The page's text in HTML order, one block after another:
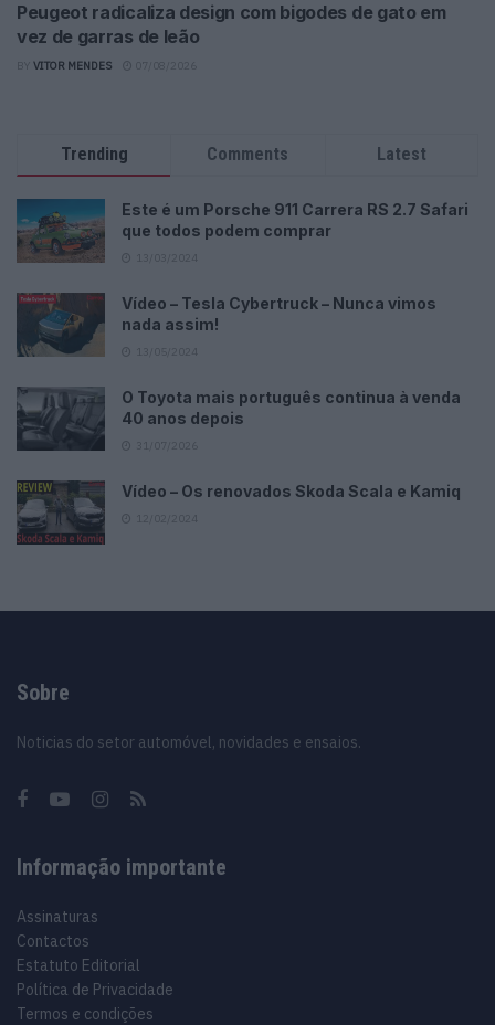
Peugeot radicaliza design com bigodes de gato em
vez de garras de leão
VITOR MENDES
Trending Comments Latest
Este é um Porsche 911 Carrera RS 2.7 Safari
que todos podem comprar
Vídeo – Tesla Cybertruck – Nunca vimos
nada assim!
O Toyota mais português continua à venda
40 anos depois
Vídeo – Os renovados Skoda Scala e Kamiq
Sobre
Noticias do setor automóvel, novidades e ensaios.
Informação importante
Assinaturas
Contactos
Estatuto Editorial
Política de Privacidade
Termos e condições